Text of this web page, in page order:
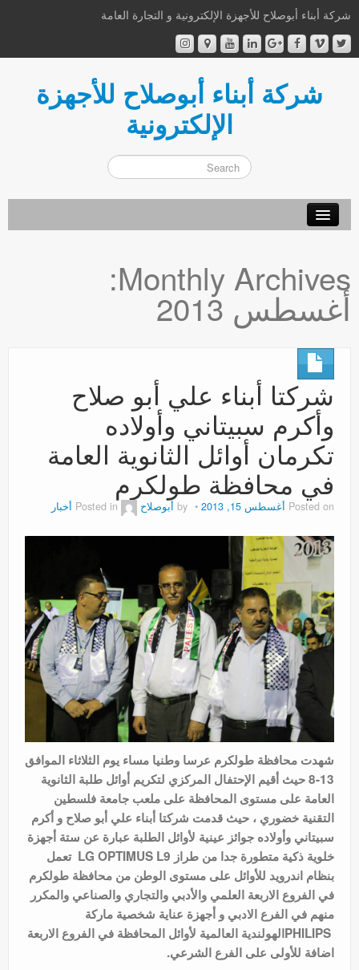
شركة أبناء أبوصلاح للأجهزة الإلكترونية و التجارة العامة
شركة أبناء أبوصلاح للأجهزة
الإلكترونية
من نحن
إتصل بنا
عروض
Monthly Archives:
أغسطس 2013
شركتا أبناء علي أبو صلاح
وأكرم سبيتاني وأولاده
تكرمان أوائل الثانوية العامة
في محافظة طولكرم
Posted on أغسطس 15, 2013 أبوصلاح Posted in أخبار
شهدت محافظة طولكرم عرسا وطنيا مساء يوم الثلاثاء الموافق
13-8 حيث أقيم
الإحتفال المركزي لتكريم أوائل طلبة الثانوية
العامة على مستوى المحافظة على ملعب جامعة فلسطين
التقنية خضوري ، حيث قدمت شركتا أبناء علي أبو صلاح و أكرم
سبيتاني وأولاده جوائز عينية لأوائل الطلبة عبارة عن ستة أجهزة
خلوية ذكية متطورة جدا من طراز LG OPTIMUS L9 تعمل
بنظام اندرويد للأوائل على مستوى الوطن من محافظة طولكرم
في الفروع الاربعة العلمي والأدبي والتجاري والصناعي والمكرر
منهم في الفرع الادبي و أجهزة عناية شخصية ماركة
الهولندية العالمية لأوائل المحافظة في الفروع الاربعة
اضافة للأولى على الفرع الشرعي.